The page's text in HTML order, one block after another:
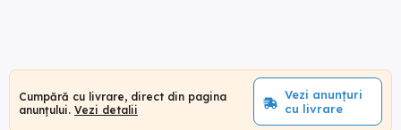
Cumpără cu livrare, direct din pagina
anunțului. Vezi detalii
Vezi anunțuri
cu livrare